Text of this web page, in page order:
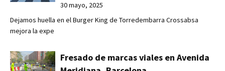
30 mayo, 2025
Dejamos huella en el Burger King de Torredembarra Crossabsa
mejora la expe
Fresado de marcas viales en Avenida